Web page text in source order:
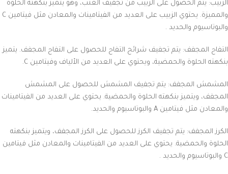
الزبيب: يتم الحصول على الزبيب من تجفيف العنب، وهو يتميز بنكهته الحلوة
والمميزة. يحتوي الزبيب على العديد من الفيتامينات والمعادن مثل فيتامين C
والبوتاسيوم والحديد .
التفاح المجفف: يتم تجفيف شرائح التفاح للحصول على التفاح المجفف. يتميز
بنكهته الحلوة والحمضية، ويحتوي على العديد من الألياف وفيتامين C.
المشمش المجفف: يتم تجفيف المشمش للحصول على المشمش
المجفف، ويتميز بنكهته الحلوة والحمضية. يحتوي على العديد من الفيتامينات
والمعادن مثل فيتامين A والبوتاسيوم والحديد.
الكرز المجفف: يتم تجفيف الكرز للحصول على الكرز المجفف، ويتميز بنكهته
الحلوة والحمضية. يحتوي على العديد من الفيتامينات والمعادن مثل فيتامين
C والبوتاسيوم والحديد .